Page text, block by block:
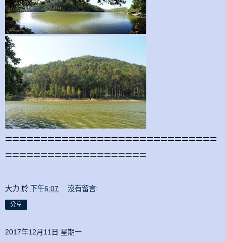
==============================
====================
大力 於 下午6:07 沒有留言:
分享
2017年12月11日 星期一